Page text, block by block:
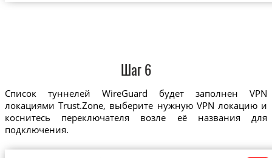
Шаг 6
Список туннелей WireGuard будет заполнен VPN
локациями Trust.Zone, выберите нужную VPN локацию и
коснитесь переключателя возле её названия для
подключения.